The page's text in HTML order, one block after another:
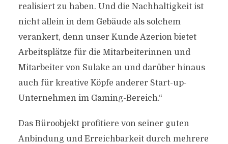
realisiert zu haben. Und die Nachhaltigkeit ist
nicht allein in dem Gebäude als solchem
verankert, denn unser Kunde Azerion bietet
Arbeitsplätze für die Mitarbeiterinnen und
Mitarbeiter von Sulake an und darüber hinaus
auch für kreative Köpfe anderer Start-up-
Unternehmen im Gaming-Bereich.“
Das Büroobjekt profitiere von seiner guten
Anbindung und Erreichbarkeit durch mehrere